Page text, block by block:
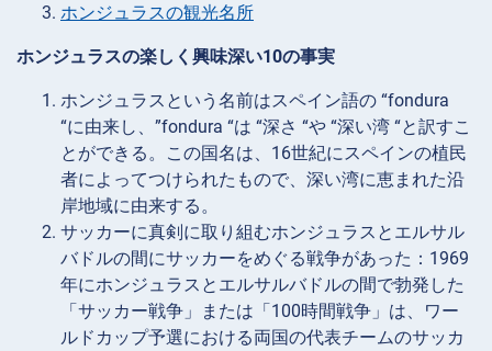
ホンジュラスの観光名所
ホンジュラスの楽しく興味深い10の事実
ホンジュラスという名前はスペイン語の “fondura
“に由来し、”fondura “は “深さ “や “深い湾 “と訳すこ
とができる。この国名は、16世紀にスペインの植民
者によってつけられたもので、深い湾に恵まれた沿
岸地域に由来する。
サッカーに真剣に取り組むホンジュラスとエルサル
バドルの間にサッカーをめぐる戦争があった：1969
年にホンジュラスとエルサルバドルの間で勃発した
「サッカー戦争」または「100時間戦争」は、ワー
ルドカップ予選における両国の代表チームのサッカ